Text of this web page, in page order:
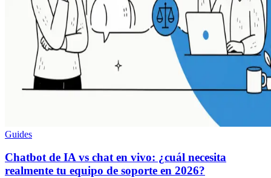
Guides
Chatbot de IA vs chat en vivo: ¿cuál necesita
realmente tu equipo de soporte en 2026?